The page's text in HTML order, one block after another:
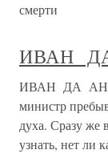
смерти
ИВАН
ИВАН ДА АНЯ
министр
духа. Сразу же
узнать, нет ли